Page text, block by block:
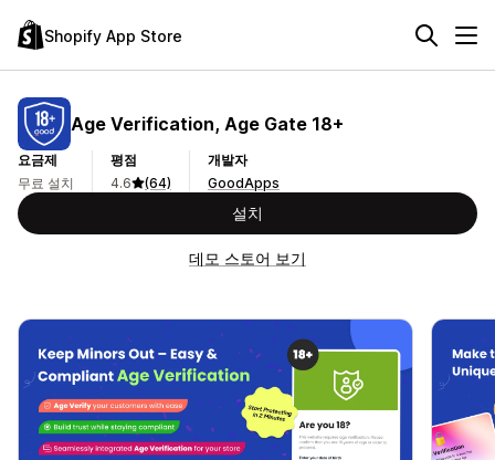
Shopify App Store
Age Verification, Age Gate 18+
요금제
무료 설치
평점
4.6
(64)
개발자
GoodApps
설치
데모 스토어 보기